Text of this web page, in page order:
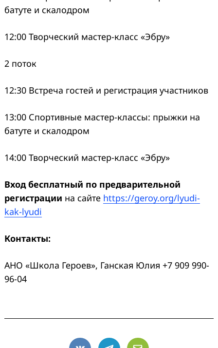
батуте и скалодром
12:00 Творческий мастер-класс «Эбру»
2 поток
12:30 Встреча гостей и регистрация участников
13:00 Спортивные мастер-классы: прыжки на
батуте и скалодром
14:00 Творческий мастер-класс «Эбру»
Вход бесплатный по предварительной
регистрации на сайте https://geroy.org/lyudi-
kak-lyudi
Контакты:
АНО «Школа Героев», Ганская Юлия +7 909 990-
96-04
for: